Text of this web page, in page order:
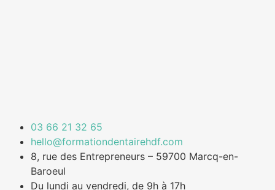
03 66 21 32 65
hello@formationdentairehdf.com
8, rue des Entrepreneurs – 59700 Marcq-en-
Baroeul
Du lundi au vendredi, de 9h à 17h